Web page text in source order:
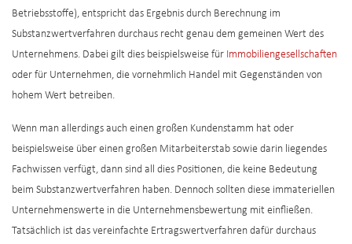
Betriebsstoffe), entspricht das Ergebnis durch Berechnung im
Substanzwertverfahren durchaus recht genau dem gemeinen Wert des
Unternehmens. Dabei gilt dies beispielsweise für Immobiliengesellschaften
oder für Unternehmen, die vornehmlich Handel mit Gegenständen von
hohem Wert betreiben.
Wenn man allerdings auch einen großen Kundenstamm hat oder
beispielsweise über einen großen Mitarbeiterstab sowie darin liegendes
Fachwissen verfügt, dann sind all dies Positionen, die keine Bedeutung
beim Substanzwertverfahren haben. Dennoch sollten diese immateriellen
Unternehmenswerte in die Unternehmensbewertung mit einfließen.
Tatsächlich ist das vereinfachte Ertragswertverfahren dafür durchaus